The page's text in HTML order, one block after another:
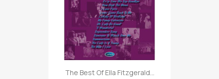
The Best Of Ella Fitzgerald...